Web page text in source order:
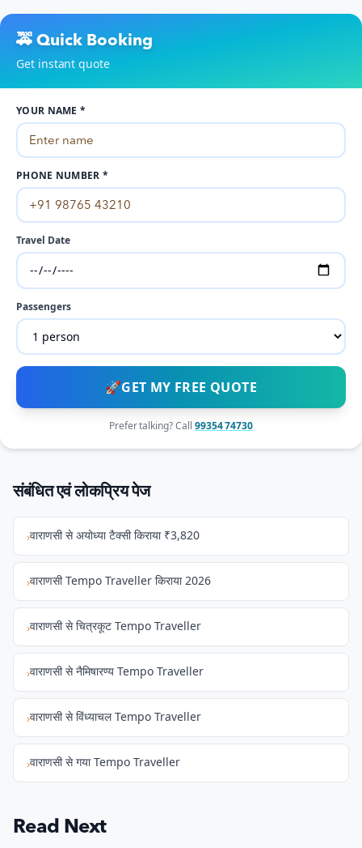
🚕 Quick Booking
Get instant quote
YOUR NAME *
PHONE NUMBER *
Travel Date
Passengers
🚀GET MY FREE QUOTE
Prefer talking? Call 99354 74730
संबंधित एवं लोकप्रिय पेज
›वाराणसी से अयोध्या टैक्सी किराया ₹3,820
›वाराणसी Tempo Traveller किराया 2026
›वाराणसी से चित्रकूट Tempo Traveller
›वाराणसी से नैमिषारण्य Tempo Traveller
›वाराणसी से विंध्याचल Tempo Traveller
›वाराणसी से गया Tempo Traveller
Read Next